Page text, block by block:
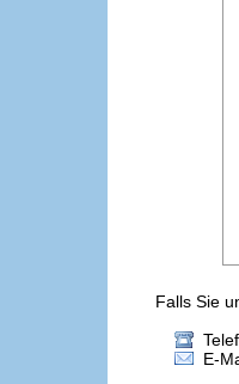
Falls Sie
E-